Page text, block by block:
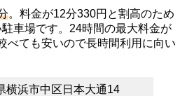
。料金が12分330円と割高のため
車場です。24時間の最大料金が
べても安いので長時間利用に向い
横浜市中区日本大通14